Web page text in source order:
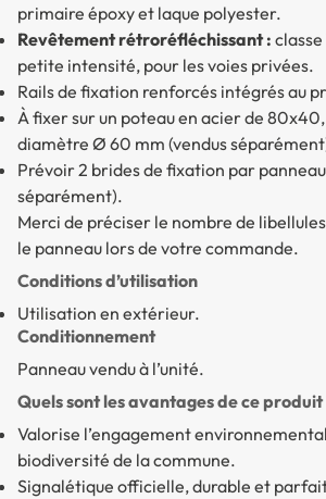
primaire époxy et laque polyester.
Revêtement rétroréfléchissant :
petite intensité, pour les voies privées.
Rails de fixation renforcés intégrés au
À fixer sur un poteau en acier de
diamètre Ø 60 mm (vendus
Prévoir 2 brides de fixation par
séparément).
Merci de préciser le nombre de
le panneau lors de votre commande.
Conditions d’utilisation
Utilisation en extérieur.
Conditionnement
Panneau vendu à l’unité.
Quels sont les avantages de ce produit
Valorise l’engagement
biodiversité de la commune.
Signalétique officielle, durable et